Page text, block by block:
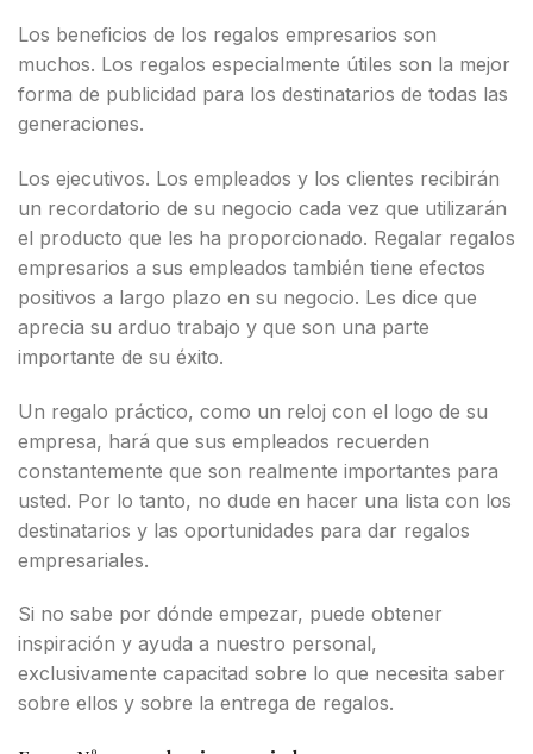
Los beneficios de los regalos empresarios son
muchos. Los regalos especialmente útiles son la mejor
forma de publicidad para los destinatarios de todas las
generaciones.
Los ejecutivos. Los empleados y los clientes recibirán
un recordatorio de su negocio cada vez que utilizarán
el producto que les ha proporcionado. Regalar regalos
empresarios a sus empleados también tiene efectos
positivos a largo plazo en su negocio. Les dice que
aprecia su arduo trabajo y que son una parte
importante de su éxito.
Un regalo práctico, como un reloj con el logo de su
empresa, hará que sus empleados recuerden
constantemente que son realmente importantes para
usted. Por lo tanto, no dude en hacer una lista con los
destinatarios y las oportunidades para dar regalos
empresariales.
Si no sabe por dónde empezar, puede obtener
inspiración y ayuda a nuestro personal,
exclusivamente capacitad sobre lo que necesita saber
sobre ellos y sobre la entrega de regalos.